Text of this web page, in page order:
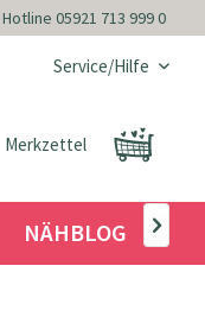
05921 713 999 0
Service/Hilfe
Merkzettel
NÄHBLOG 